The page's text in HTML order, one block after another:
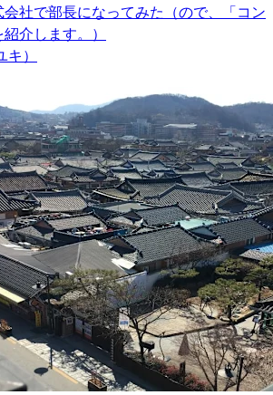
社で部長になってみた（ので、「コン
介します。）
）